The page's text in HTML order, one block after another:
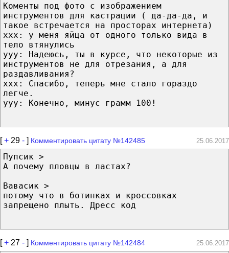
Коменты под фото с изображением
инструментов для кастрации ( да-да-да, и
такое встречается на просторах интернета)
xxx: у меня яйца от одного только вида в
тело втянулись
yyy: Надеюсь, ты в курсе, что некоторые из
инструментов не для отрезания, а для
раздавливания?
xxx: Спасибо, теперь мне стало гораздо
легче.
yyy: Конечно, минус грамм 100!
[+ 29 - ] Комментировать цитату №142485 25.06.2017
Пупсик >
А почему пловцы в ластах?
Вавасик >
потому что в ботинках и кроссовках
запрещено плыть. Дресс код
[+ 27 - ] Комментировать цитату №142484 25.06.2017